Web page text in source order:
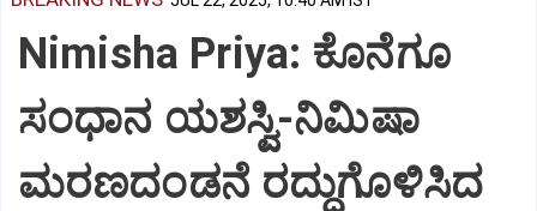
Nimisha Priya: ಕೊನೆಗೂ
ಸಂಧಾನ ಯಶಸ್ವಿ-ನಿಮಿಷಾ
ಮರಣದಂಡನೆ ರದ್ದುಗೊಳಿಸಿದ